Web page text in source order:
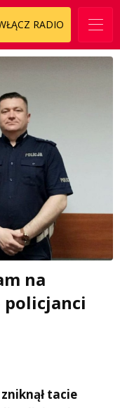
RADIO
na
policjanci
tacie